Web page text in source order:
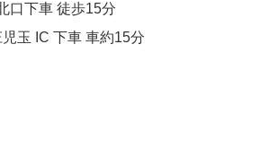
口下車 徒歩15分
玉 IC 下車 車約15分